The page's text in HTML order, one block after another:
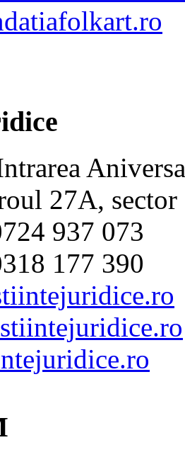
27A, sector
937 073
177 390